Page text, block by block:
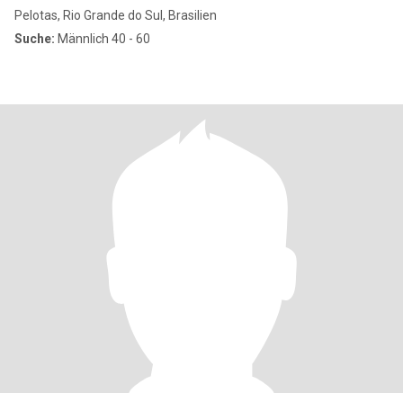
Pelotas, Rio Grande do Sul, Brasilien
Suche: Männlich 40 - 60